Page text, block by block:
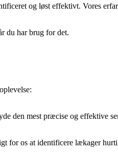
og løst effektivt. Vores
du har brug for det.
den mest præcise og effektive
for os at identificere lækager